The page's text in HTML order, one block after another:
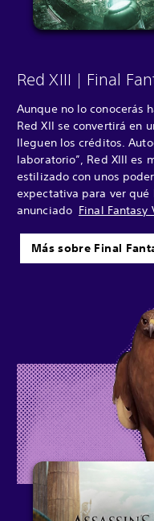
Red XIII | Final
Aunque no lo conocerás
Red XII se convertirá en
lleguen los créditos.
laboratorio”, Red XIII es
estilizado con unos
expectativa para ver
anunciado Final Fantasy
Más sobre Final